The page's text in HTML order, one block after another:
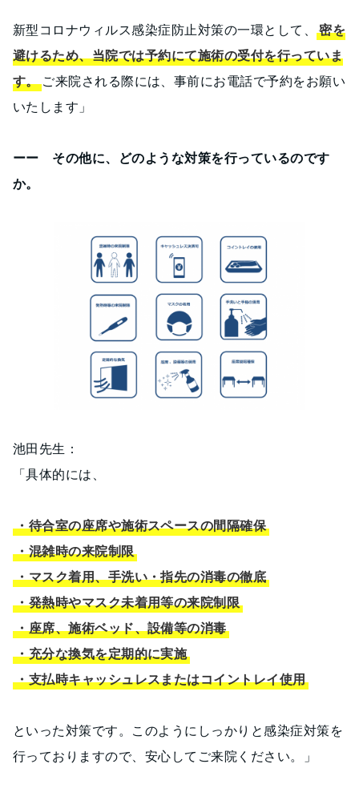
新型コロナウィルス感染症防止対策の一環として、密を
避けるため、当院では予約にて施術の受付を行っていま
す。 ご来院される際には、事前にお電話で予約をお願い
いたします」
ーー その他に、どのような対策を行っているのです
か。
池田先生：
「具体的には、
・待合室の座席や施術スペースの間隔確保
・混雑時の来院制限
・マスク着用、手洗い・指先の消毒の徹底
・発熱時やマスク未着用等の来院制限
・座席、施術ベッド、設備等の消毒
・充分な換気を定期的に実施
・支払時キャッシュレスまたはコイントレイ使用
といった対策です。このようにしっかりと感染症対策を
行っておりますので、安心してご来院ください。」